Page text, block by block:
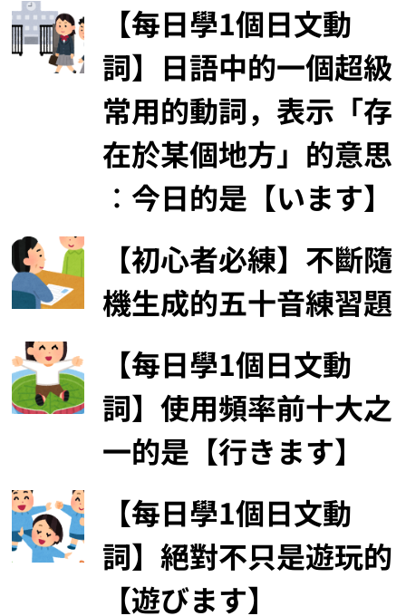
【每日學1個日文動
詞】日語中的一個超級
常用的動詞，表示「存
在於某個地方」的意思
︰今日的是【います】
【初心者必練】不斷隨
機生成的五十音練習題
【每日學1個日文動
詞】使用頻率前十大之
一的是【行きます】
【每日學1個日文動
詞】絕對不只是遊玩的
【遊びます】